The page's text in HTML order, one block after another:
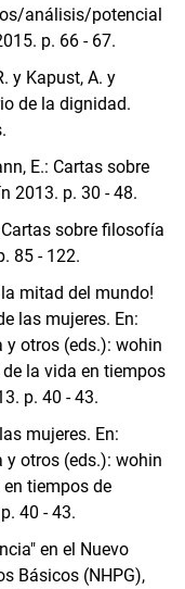
análisis/potencial
p. 66 - 67.
y Kapust, A. y
de la dignidad.
E.: Cartas sobre
2013. p. 30 - 48.
sobre filosofía
85 - 122.
mitad del mundo!
las mujeres. En:
y otros (eds.): wohin
la vida en tiempos
p. 40 - 43.
mujeres. En:
y otros (eds.): wohin
tiempos de
40 - 43.
en el Nuevo
Básicos (NHPG),